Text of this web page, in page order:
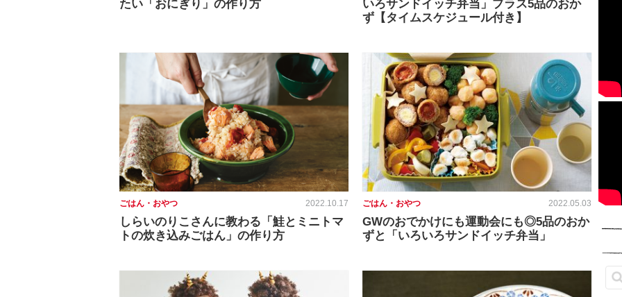
たい「おにぎり」の作り方
いろサンドイッチ弁当」プラス5品のおか
ず【タイムスケジュール付き】
ごはん・おやつ 2022.10.17
しらいのりこさんに教わる「鮭とミニトマ
トの炊き込みごはん」の作り方
ごはん・おやつ 2022.05.03
GWのおでかけにも運動会にも◎5品のおか
ずと「いろいろサンドイッチ弁当」